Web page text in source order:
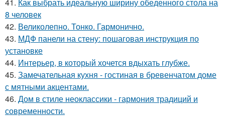
8 человек
42. Великолепно. Тонко. Гармонично.
43. МДФ панели на стену: пошаговая инструкция по
установке
44. Интерьер, в который хочется вдыхать глубже.
45. Замечательная кухня - гостиная в бревенчатом доме
с мятными акцентами.
46. Дом в стиле неоклассики - гармония традиций и
современности.